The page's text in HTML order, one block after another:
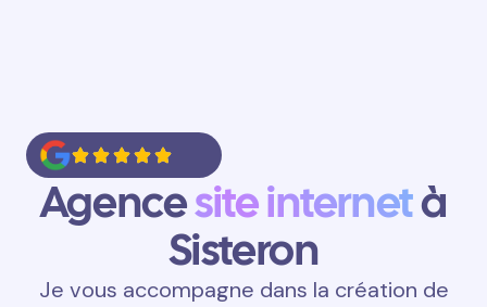
Agencesite internetà
Sisteron
Je vous accompagne dans la création de